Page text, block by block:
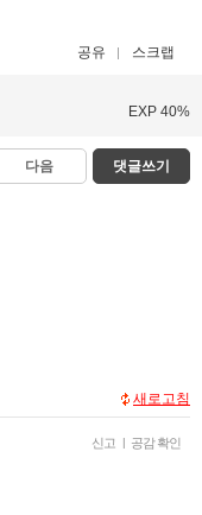
공유 스크랩
EXP 40%
다음 댓글쓰기
새로고침
신고 | 공감 확인